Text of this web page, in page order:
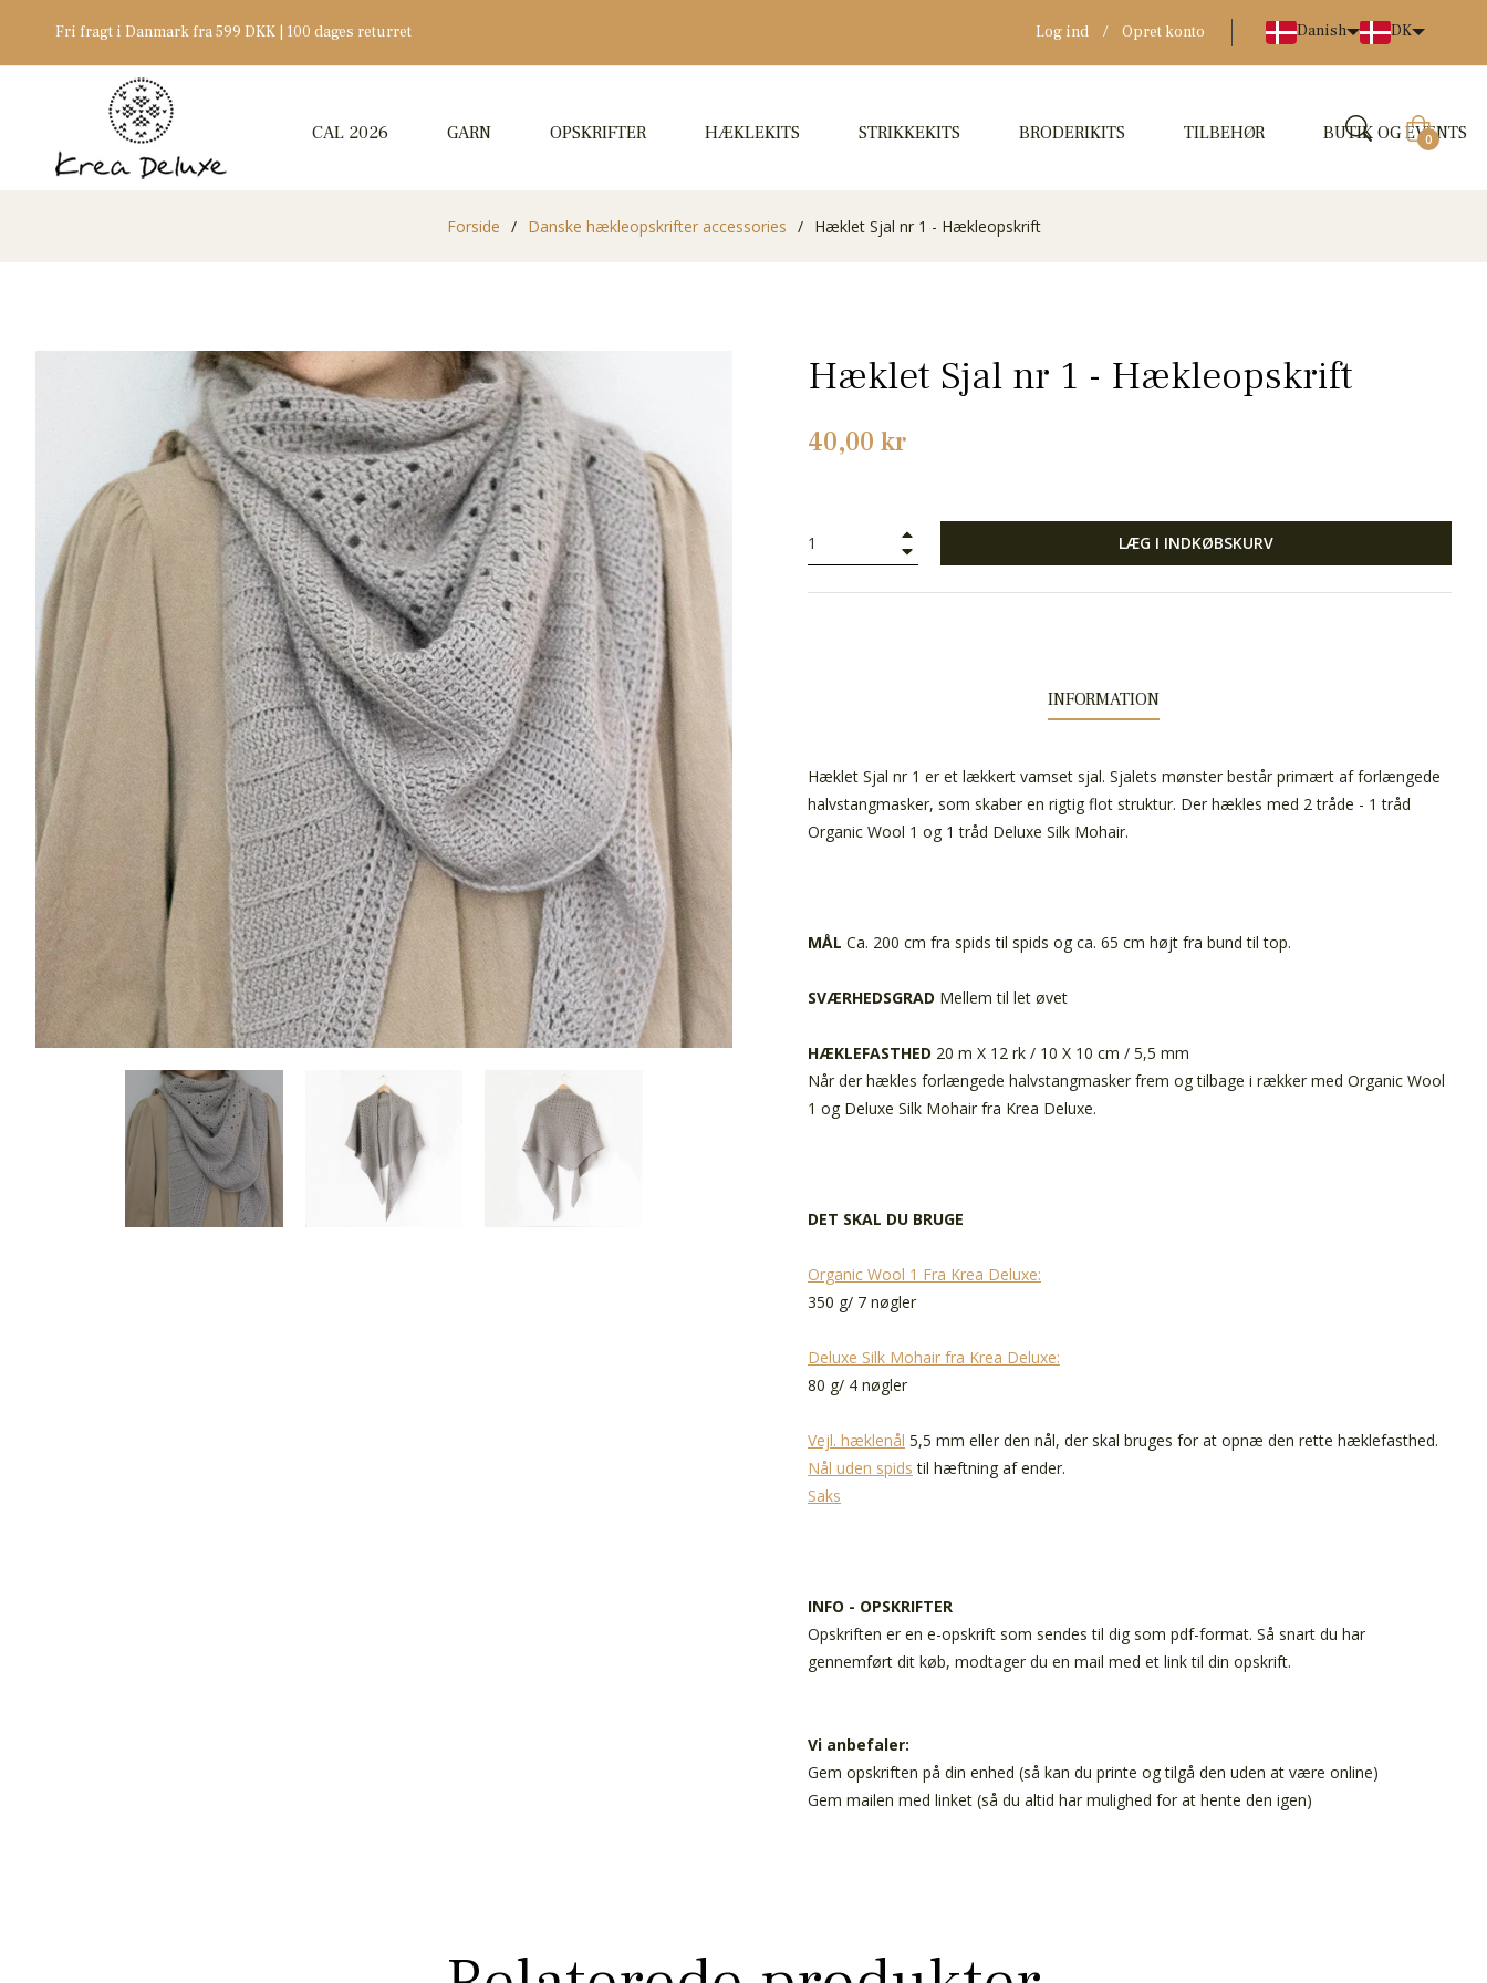
Fri fragt i Danmark fra 599 DKK | 100 dages returret Log ind / Opret konto Danish DK
CAL 2026 GARN OPSKRIFTER HÆKLEKITS STRIKKEKITS BRODERIKITS TILBEHØR BUTIK OG EVENTS
0
Forside / Danske hækleopskrifter accessories / Hæklet Sjal nr 1 - Hækleopskrift
Hæklet Sjal nr 1 - Hækleopskrift
Normalpris
40,00 kr
LÆG I INDKØBSKURV
INFORMATION
Hæklet Sjal nr 1 er et lækkert vamset sjal. Sjalets mønster består primært af forlængede
halvstangmasker, som skaber en rigtig flot struktur. Der hækles med 2 tråde - 1 tråd
Organic Wool 1 og 1 tråd Deluxe Silk Mohair.
MÅL Ca. 200 cm fra spids til spids og ca. 65 cm højt fra bund til top.
SVÆRHEDSGRAD Mellem til let øvet
HÆKLEFASTHED 20 m X 12 rk / 10 X 10 cm / 5,5 mm
Når der hækles forlængede halvstangmasker frem og tilbage i rækker med Organic Wool
1 og Deluxe Silk Mohair fra Krea Deluxe.
DET SKAL DU BRUGE
Organic Wool 1 Fra Krea Deluxe:
350 g/ 7 nøgler
Deluxe Silk Mohair fra Krea Deluxe:
80 g/ 4 nøgler
Vejl. hæklenål 5,5 mm eller den nål, der skal bruges for at opnæ den rette hæklefasthed.
Nål uden spids til hæftning af ender.
Saks
INFO - OPSKRIFTER
Opskriften er en e-opskrift som sendes til dig som pdf-format. Så snart du har
gennemført dit køb, modtager du en mail med et link til din opskrift.
Vi anbefaler:
Gem opskriften på din enhed (så kan du printe og tilgå den uden at være online)
Gem mailen med linket (så du altid har mulighed for at hente den igen)